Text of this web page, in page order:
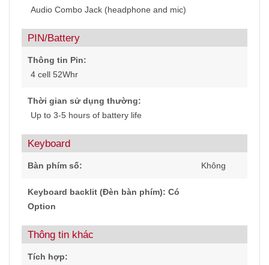
Audio Combo Jack (headphone and mic)
PIN/Battery
Thông tin Pin:
4 cell 52Whr
Thời gian sử dụng thường:
Up to 3-5 hours of battery life
Keyboard
Bàn phím số: Không
Keyboard backlit (Đèn bàn phím): Có
Option
Thông tin khác
Tích hợp: